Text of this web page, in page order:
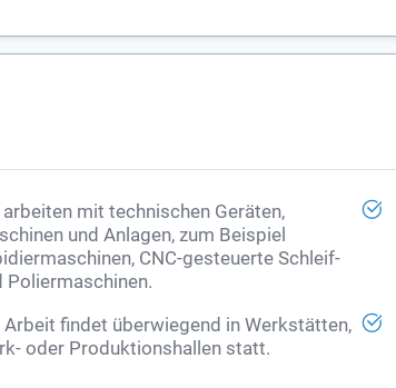
arbeiten mit technischen Geräten,
und Anlagen, zum Beispiel
CNC-gesteuerte Schleif-
Poliermaschinen.
Arbeit findet überwiegend in Werkstätten,
oder Produktionshallen statt.